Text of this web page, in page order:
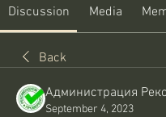
Discussion Media
Back
Администрация
September 4, 2023